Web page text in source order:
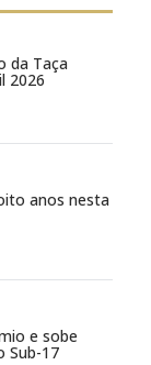
da Taça
2026
anos nesta
e sobe
Sub-17